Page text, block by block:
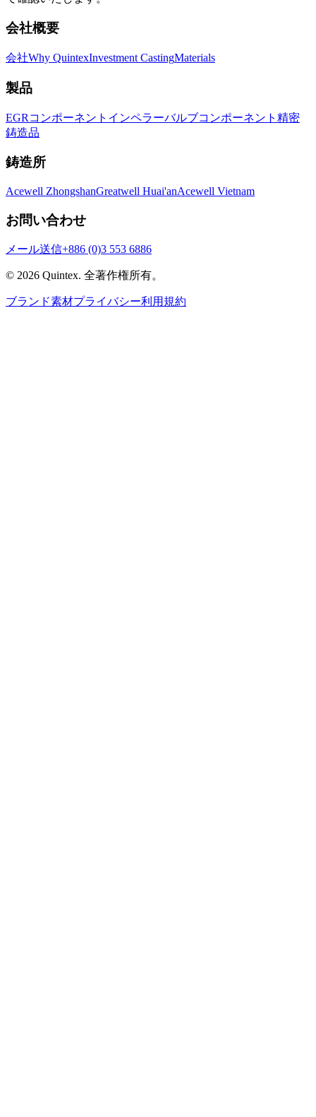
会社概要
会社Why QuintexInvestment CastingMaterials
製品
EGRコンポーネント インペラーバルブコンポーネント 精密
鋳造品
鋳造所
Acewell ZhongshanGreatwell Huai'anAcewell Vietnam
お問い合わせ
メール送信+886 (0)3 553 6886
© 2026 Quintex. 全著作権所有。
ブランド素材プライバシー利用規約